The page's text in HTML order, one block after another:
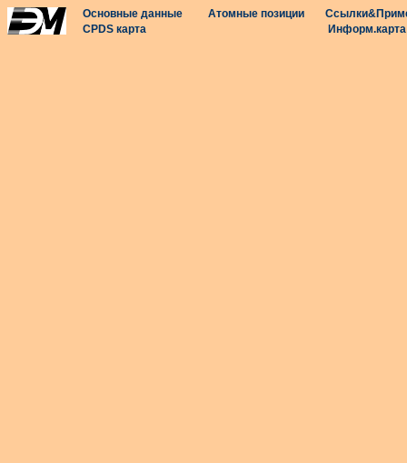
Основные данные Атомные позиции
CPDS карта
Информ.карта